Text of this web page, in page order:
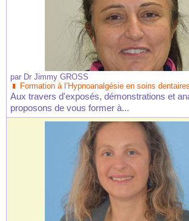
par Dr Jimmy GROSS
Formation à l’Hypnoanalgésie en soins dentaires
Aux travers d'exposés, démonstrations et
proposons de vous former à...